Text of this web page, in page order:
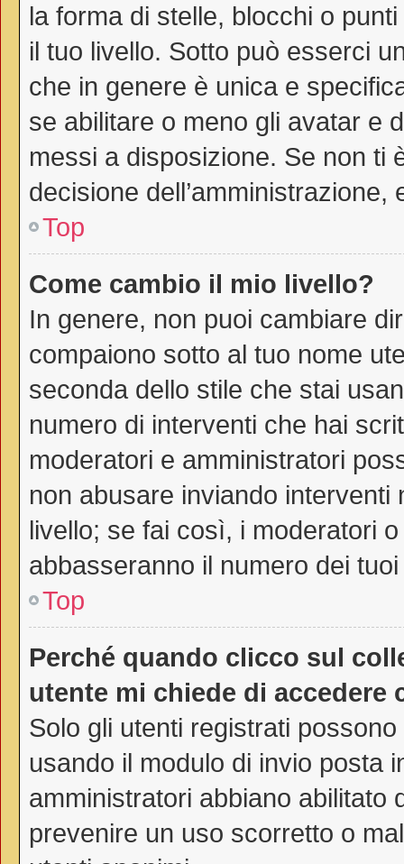
la forma di stelle, blocchi o
il tuo livello. Sotto può esserci
che in genere è unica e
se abilitare o meno gli avatar e
messi a disposizione. Se non ti
decisione
Top
Come cambio il mio livello?
In genere, non puoi cambiare
compaiono sotto al tuo nome
seconda dello stile che stai
numero di interventi che hai
moderatori e amministratori
non abusare inviando
livello; se fai così, i moderatori
abbasseranno il numero dei
Top
Perché quando clicco sul
utente mi chiede di accedere
Solo gli utenti registrati
usando il modulo di invio posta
amministratori abbiano abilitato
prevenire un uso scorretto o